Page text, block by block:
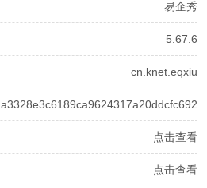
易企秀
5.67.6
cn.knet.eqxiu
a3328e3c6189ca9624317a20ddcfc692
点击查看
点击查看